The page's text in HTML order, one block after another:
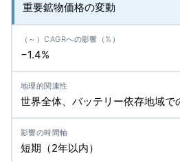
重要鉱物価格の変動
−1.4%
世界全体、バッテリー依存地域で
短期（2年以内）